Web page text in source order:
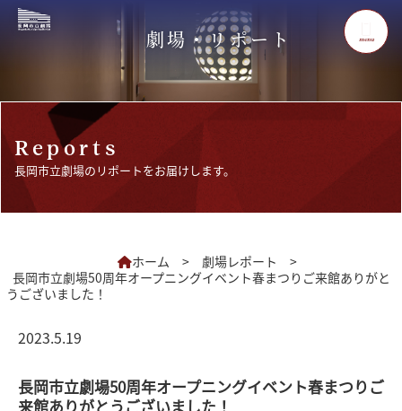
menu
劇場・リポート
Reports
長岡市立劇場のリポートをお届けします。
ホーム > 劇場レポート
>
長岡市立劇場50周年オープニングイベント春まつりご来館ありがと
うございました！
2023.5.19
長岡市立劇場50周年オープニングイベント春まつりご
来館ありがとうございました！